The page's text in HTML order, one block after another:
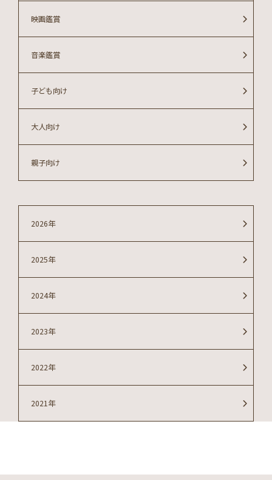
親子向け
大人向け
子ども向け
音楽鑑賞
映画鑑賞
2026年
2025年
2024年
2023年
2022年
2021年